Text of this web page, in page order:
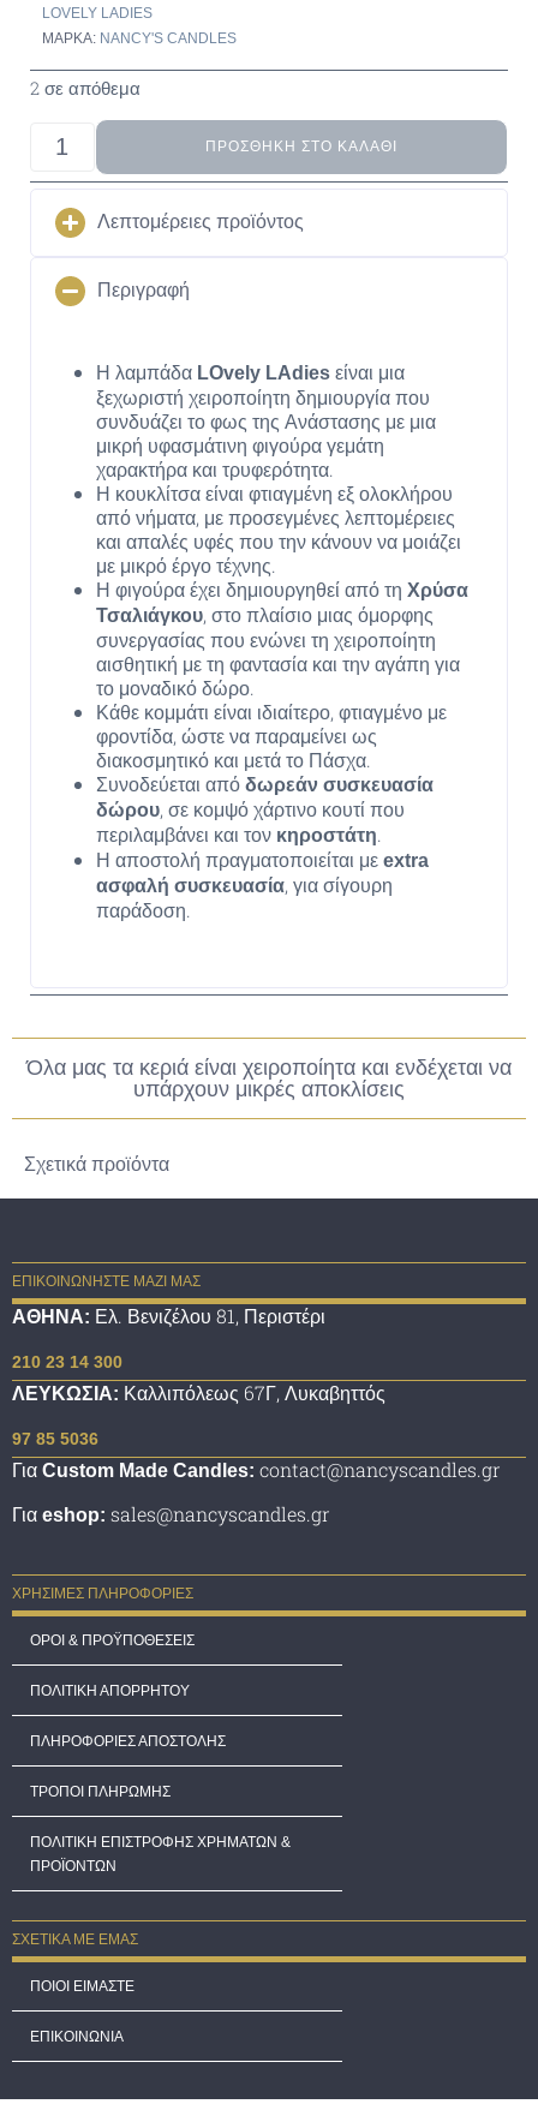
LOVELY LADIES
ΜΆΡΚΑ: NANCY'S CANDLES
2 σε απόθεμα
ΠΡΟΣΘΉΚΗ ΣΤΟ ΚΑΛΆΘΙ
Λεπτομέρειες προϊόντος
Περιγραφή
Η λαμπάδα LOvely LAdies είναι μια
ξεχωριστή χειροποίητη δημιουργία που
συνδυάζει το φως της Ανάστασης με μια
μικρή υφασμάτινη φιγούρα γεμάτη
χαρακτήρα και τρυφερότητα.
Η κουκλίτσα είναι φτιαγμένη εξ ολοκλήρου
από νήματα, με προσεγμένες λεπτομέρειες
και απαλές υφές που την κάνουν να μοιάζει
με μικρό έργο τέχνης.
Η φιγούρα έχει δημιουργηθεί από τη Χρύσα
Τσαλιάγκου, στο πλαίσιο μιας όμορφης
συνεργασίας που ενώνει τη χειροποίητη
αισθητική με τη φαντασία και την αγάπη για
το μοναδικό δώρο.
Κάθε κομμάτι είναι ιδιαίτερο, φτιαγμένο με
φροντίδα, ώστε να παραμείνει ως
διακοσμητικό και μετά το Πάσχα.
Συνοδεύεται από δωρεάν συσκευασία
δώρου, σε κομψό χάρτινο κουτί που
περιλαμβάνει και τον κηροστάτη.
Η αποστολή πραγματοποιείται με extra
ασφαλή συσκευασία, για σίγουρη
παράδοση.
Όλα μας τα κεριά είναι χειροποίητα και ενδέχεται να
υπάρχουν μικρές αποκλίσεις
Σχετικά προϊόντα
ΕΠΙΚΟΙΝΩΝΗΣΤΕ ΜΑΖΙ ΜΑΣ
ΑΘΗΝΑ: Ελ. Βενιζέλου 81, Περιστέρι
210 23 14 300
ΛΕΥΚΩΣΙΑ: Καλλιπόλεως 67Γ, Λυκαβηττός
97 85 5036
Για Custom Made Candles: contact@nancyscandles.gr
Για eshop: sales@nancyscandles.gr
ΧΡΗΣΙΜΕΣ ΠΛΗΡΟΦΟΡΙΕΣ
ΟΡΟΙ & ΠΡΟΫΠΟΘΕΣΕΙΣ
ΠΟΛΙΤΙΚΗ ΑΠΟΡΡΗΤΟΥ
ΠΛΗΡΟΦΟΡΙΕΣ ΑΠΟΣΤΟΛΗΣ
ΤΡΟΠΟΙ ΠΛΗΡΩΜΗΣ
ΠΟΛΙΤΙΚΗ ΕΠΙΣΤΡΟΦΗΣ ΧΡΗΜΑΤΩΝ &
ΠΡΟΪΟΝΤΩΝ
ΣΧΕΤΙΚΑ ΜΕ ΕΜΑΣ
ΠΟΙΟΙ ΕΙΜΑΣΤΕ
ΕΠΙΚΟΙΝΩΝΙΑ